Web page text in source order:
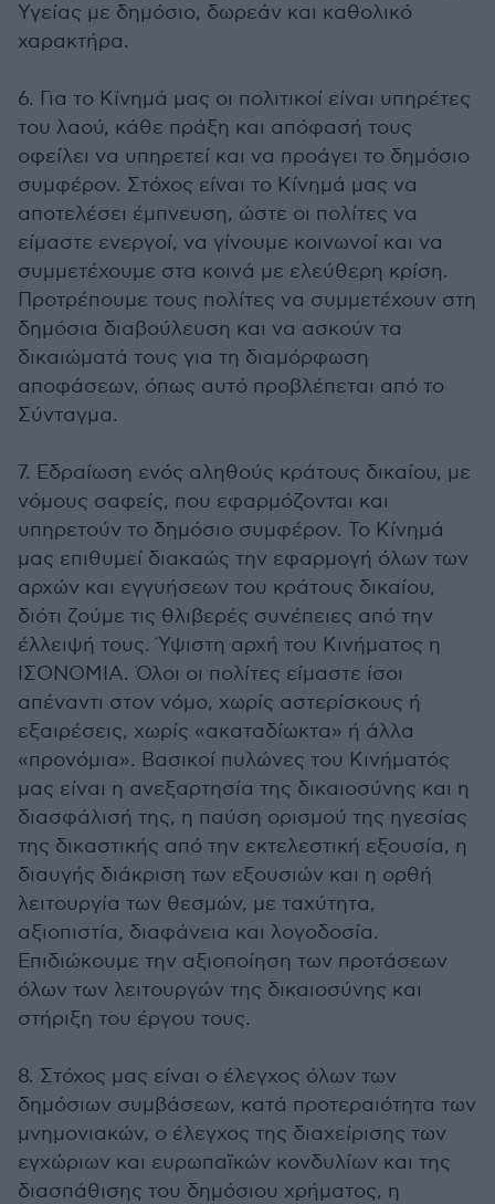
Υγείας με δημόσιο, δωρεάν και καθολικό
χαρακτήρα.
6. Για το Κίνημά μας οι πολιτικοί είναι υπηρέτες
του λαού, κάθε πράξη και απόφασή τους
οφείλει να υπηρετεί και να προάγει το δημόσιο
συμφέρον. Στόχος είναι το Κίνημά μας να
αποτελέσει έμπνευση, ώστε οι πολίτες να
είμαστε ενεργοί, να γίνουμε κοινωνοί και να
συμμετέχουμε στα κοινά με ελεύθερη κρίση.
Προτρέπουμε τους πολίτες να συμμετέχουν στη
δημόσια διαβούλευση και να ασκούν τα
δικαιώματά τους για τη διαμόρφωση
αποφάσεων, όπως αυτό προβλέπεται από το
Σύνταγμα.
7. Εδραίωση ενός αληθούς κράτους δικαίου, με
νόμους σαφείς, που εφαρμόζονται και
υπηρετούν το δημόσιο συμφέρον. Το Κίνημά
μας επιθυμεί διακαώς την εφαρμογή όλων των
αρχών και εγγυήσεων του κράτους δικαίου,
διότι ζούμε τις θλιβερές συνέπειες από την
έλλειψή τους. Ύψιστη αρχή του Κινήματος η
ΙΣΟΝΟΜΙΑ. Όλοι οι πολίτες είμαστε ίσοι
απέναντι στον νόμο, χωρίς αστερίσκους ή
εξαιρέσεις, χωρίς «ακαταδίωκτα» ή άλλα
«προνόμια». Βασικοί πυλώνες του Κινήματός
μας είναι η ανεξαρτησία της δικαιοσύνης και η
διασφάλισή της, η παύση ορισμού της ηγεσίας
της δικαστικής από την εκτελεστική εξουσία, η
διαυγής διάκριση των εξουσιών και η ορθή
λειτουργία των θεσμών, με ταχύτητα,
αξιοπιστία, διαφάνεια και λογοδοσία.
Επιδιώκουμε την αξιοποίηση των προτάσεων
όλων των λειτουργών της δικαιοσύνης και
στήριξη του έργου τους.
8. Στόχος μας είναι ο έλεγχος όλων των
δημόσιων συμβάσεων, κατά προτεραιότητα των
μνημονιακών, ο έλεγχος της διαχείρισης των
εγχώριων και ευρωπαϊκών κονδυλίων και της
διασπάθισης του δημόσιου χρήματος, η